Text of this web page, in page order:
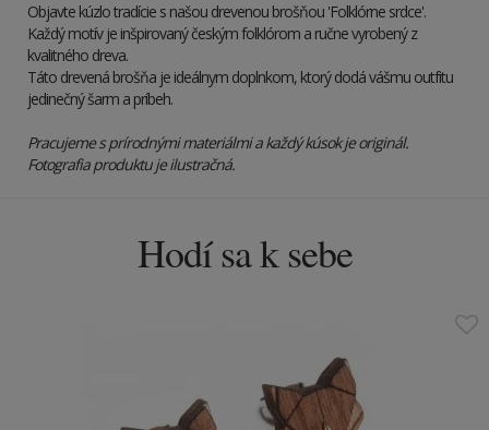
Objavte kúzlo tradície s našou drevenou brošňou 'Folklórne srdce'.
Každý motív je inšpirovaný českým folklórom a ručne vyrobený z
kvalitného dreva.
Táto drevená brošňa je ideálnym doplnkom, ktorý dodá vášmu outfitu
jedinečný šarm a príbeh.
Pracujeme s prírodnými materiálmi a každý kúsok je originál.
Fotografia produktu je ilustračná.
Hodí sa k sebe